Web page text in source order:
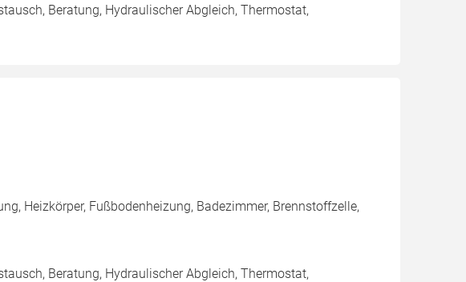
Beratung, Hydraulischer Abgleich, Thermostat,
Heizkörper, Fußbodenheizung, Badezimmer, Brennstoffzelle,
Beratung, Hydraulischer Abgleich, Thermostat,